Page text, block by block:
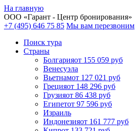
На главную
ООО «Гарант - Центр бронирования»
+7 (495) 646 75 85 Мы вам перезвоним
Поиск тура
Cтраны
Болгарияот 155 059 руб
Венесуэла
Вьетнамот 127 021 руб
Грецияот 148 296 руб
Грузияот 86 438 руб
Египетот 97 596 руб
Израиль
Индонезияот 161 777 руб